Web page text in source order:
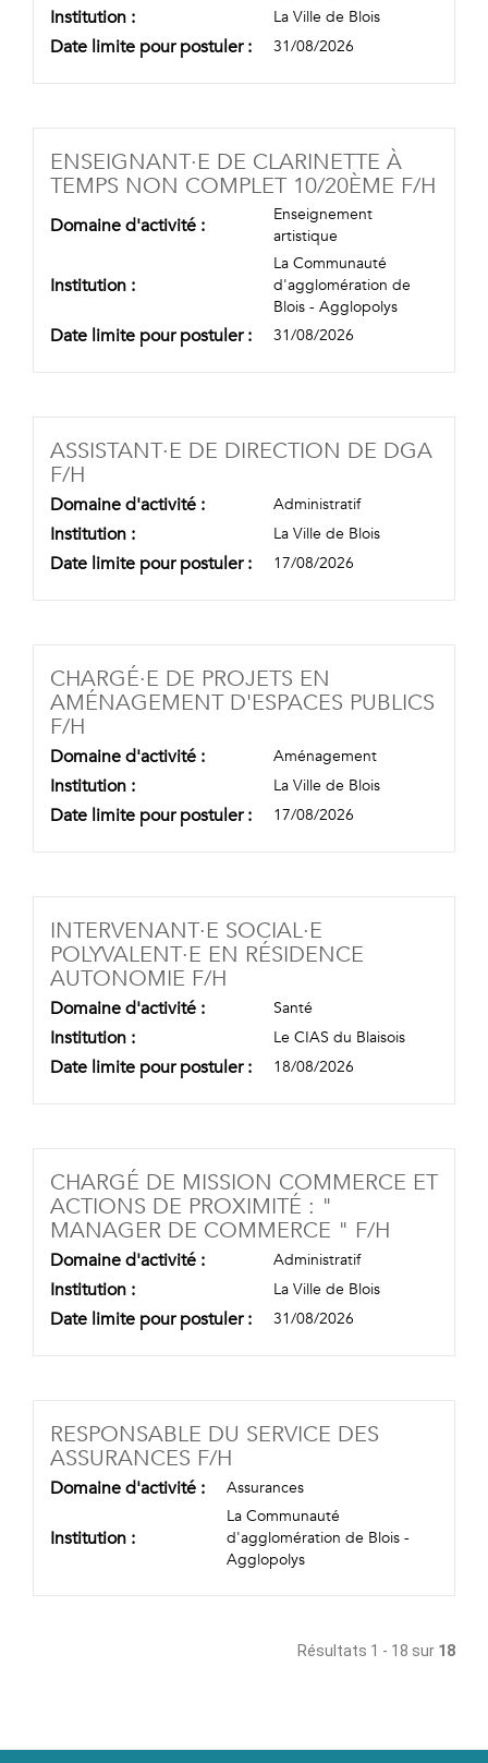
Institution : La Ville de Blois
Date limite pour postuler : 31/08/2026
ENSEIGNANT·E DE CLARINETTE À
TEMPS NON COMPLET 10/20ÈME F/H
Domaine d'activité :
Enseignement
artistique
Institution :
La Communauté
d'agglomération de
Blois - Agglopolys
Date limite pour postuler : 31/08/2026
ASSISTANT·E DE DIRECTION DE DGA
F/H
Domaine d'activité : Administratif
Institution : La Ville de Blois
Date limite pour postuler : 17/08/2026
CHARGÉ·E DE PROJETS EN
AMÉNAGEMENT D'ESPACES PUBLICS
F/H
Domaine d'activité : Aménagement
Institution : La Ville de Blois
Date limite pour postuler : 17/08/2026
INTERVENANT·E SOCIAL·E
POLYVALENT·E EN RÉSIDENCE
AUTONOMIE F/H
Domaine d'activité : Santé
Institution : Le CIAS du Blaisois
Date limite pour postuler : 18/08/2026
CHARGÉ DE MISSION COMMERCE ET
ACTIONS DE PROXIMITÉ : "
MANAGER DE COMMERCE " F/H
Domaine d'activité : Administratif
Institution : La Ville de Blois
Date limite pour postuler : 31/08/2026
RESPONSABLE DU SERVICE DES
ASSURANCES F/H
Domaine d'activité : Assurances
Institution :
La Communauté
d'agglomération de Blois -
Agglopolys
Résultats 1 - 18 sur 18